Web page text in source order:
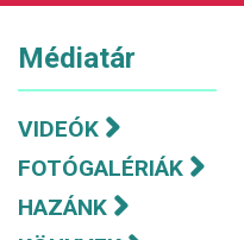
Médiatár
VIDEÓK
FOTÓGALÉRIÁK
HAZÁNK